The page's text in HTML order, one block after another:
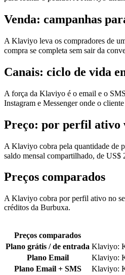
Venda: campanhas
A Klaviyo leva os compradores de
compra se completa sem sair da
Canais: ciclo de vida
A força da Klaviyo é o email e o
Instagram e Messenger onde o
Preço: por perfil ativo
A Klaviyo cobra pela quantidade de
saldo mensal compartilhado, de US$
Preços comparados
A Klaviyo cobra por perfil ativo no
créditos da Burbuxa.
Preços comparados
Plano grátis / de entrada Klaviyo:
Plano Email
Klaviyo:
Plano Email + SMS
Klaviyo: